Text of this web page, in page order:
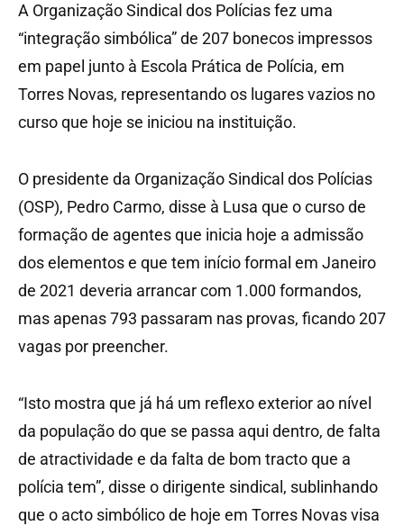
A Organização Sindical dos Polícias fez uma
“integração simbólica” de 207 bonecos impressos
em papel junto à Escola Prática de Polícia, em
Torres Novas, representando os lugares vazios no
curso que hoje se iniciou na instituição.
O presidente da Organização Sindical dos Polícias
(OSP), Pedro Carmo, disse à Lusa que o curso de
formação de agentes que inicia hoje a admissão
dos elementos e que tem início formal em Janeiro
de 2021 deveria arrancar com 1.000 formandos,
mas apenas 793 passaram nas provas, ficando 207
vagas por preencher.
“Isto mostra que já há um reflexo exterior ao nível
da população do que se passa aqui dentro, de falta
de atractividade e da falta de bom tracto que a
polícia tem”, disse o dirigente sindical, sublinhando
que o acto simbólico de hoje em Torres Novas visa